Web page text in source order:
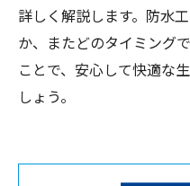
詳しく解説します。防水
か、またどのタイミング
ことで、安心して快適な
しょう。